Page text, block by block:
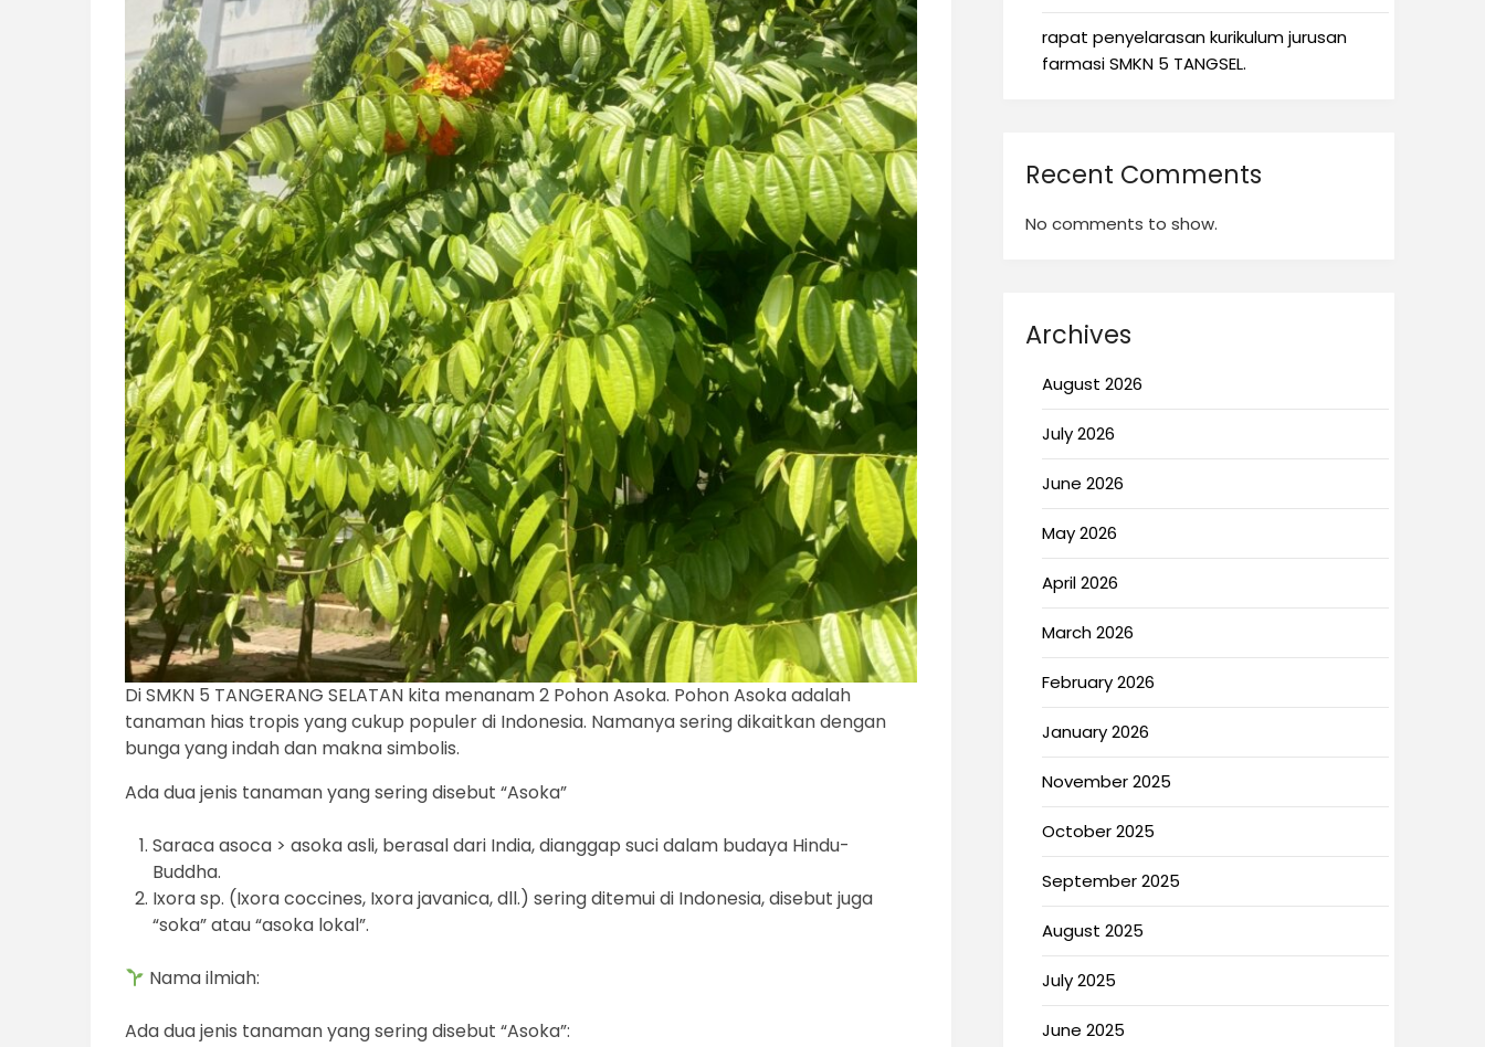
Di SMKN 5 TANGERANG SELATAN kita menanam 2 Pohon Asoka. Pohon Asoka adalah
tanaman hias tropis yang cukup populer di Indonesia. Namanya sering dikaitkan dengan
bunga yang indah dan makna simbolis.
Ada dua jenis tanaman yang sering disebut “Asoka”
Saraca asoca > asoka asli, berasal dari India, dianggap suci dalam budaya Hindu-
Buddha.
Ixora sp. (Ixora coccines, Ixora javanica, dll.) sering ditemui di Indonesia, disebut juga
“soka” atau “asoka lokal”.
Nama ilmiah:
Ada dua jenis tanaman yang sering disebut “Asoka”:
rapat penyelarasan kurikulum jurusan
farmasi SMKN 5 TANGSEL.
Recent Comments
No comments to show.
Archives
August 2026
July 2026
June 2026
May 2026
April 2026
March 2026
February 2026
January 2026
November 2025
October 2025
September 2025
August 2025
July 2025
June 2025